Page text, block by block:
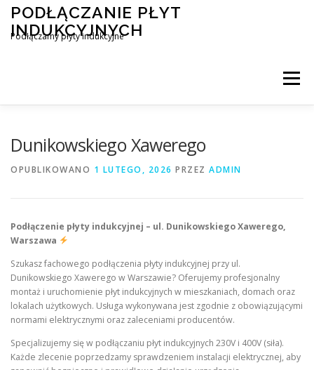
Przejdź
treści
PODŁĄCZANIE PŁYT
INDUKCYJNYCH
Podłączamy płyty indukcyjne
Menu
Dunikowskiego Xawerego
OPUBLIKOWANO 1 LUTEGO, 2026 PRZEZ ADMIN
Podłączenie płyty indukcyjnej – ul. Dunikowskiego Xawerego,
Warszawa
Szukasz fachowego podłączenia płyty indukcyjnej przy ul.
Dunikowskiego Xawerego w Warszawie? Oferujemy profesjonalny
montaż i uruchomienie płyt indukcyjnych w mieszkaniach, domach oraz
lokalach użytkowych. Usługa wykonywana jest zgodnie z obowiązującymi
normami elektrycznymi oraz zaleceniami producentów.
Specjalizujemy się w podłączaniu płyt indukcyjnych 230V i 400V (siła).
Każde zlecenie poprzedzamy sprawdzeniem instalacji elektrycznej, aby